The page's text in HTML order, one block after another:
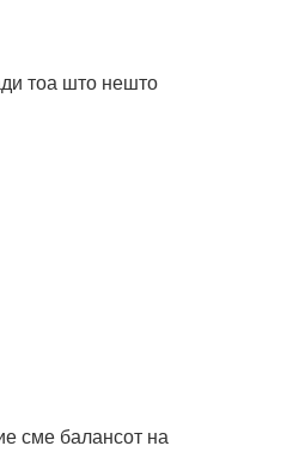
тоа што нешто
сме балансот на